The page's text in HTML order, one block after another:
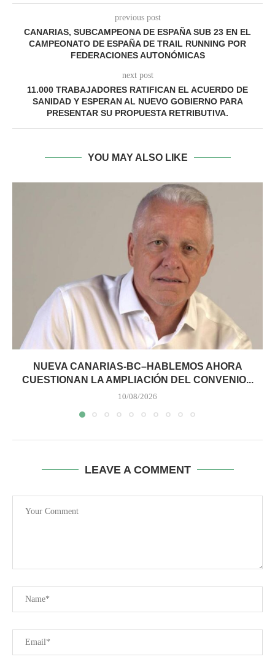
previous post
CANARIAS, SUBCAMPEONA DE ESPAÑA SUB 23 EN EL
CAMPEONATO DE ESPAÑA DE TRAIL RUNNING POR
FEDERACIONES AUTONÓMICAS
next post
11.000 TRABAJADORES RATIFICAN EL ACUERDO DE
SANIDAD Y ESPERAN AL NUEVO GOBIERNO PARA
PRESENTAR SU PROPUESTA RETRIBUTIVA.
YOU MAY ALSO LIKE
NUEVA CANARIAS-BC–HABLEMOS AHORA
CUESTIONAN LA AMPLIACIÓN DEL CONVENIO...
10/08/2026
LEAVE A COMMENT